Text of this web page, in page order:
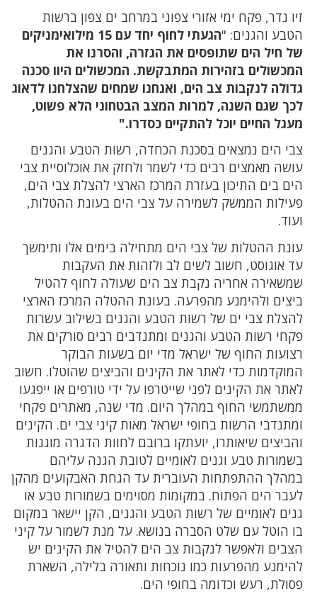
זיו נדר, פקח ימי אזורי צפוני במרחב ים צפון ברשות
הטבע והגנים: "
הגעתי לחוף יחד עם 15 מילואימניקים
של חיל הים שתופסים את הגזרה, והסרנו את
המכשולים בזהירות המתבקשת. המכשולים היוו סכנה
גדולה לנקבות צב הים, ואנחנו שמחים שהצלחנו לדאוג
לכך שגם השנה, למרות המצב הבטחוני הלא פשוט,
מעגל החיים יוכל להתקיים כסדרו."
צבי הים נמצאים בסכנת הכחדה, רשות הטבע והגנים
עושה מאמצים רבים כדי לשמר ולחזק את אוכלוסיית צבי
הים בים התיכון בעזרת המרכז הארצי להצלת צבי הים,
פעילות הממשק לשמירה על צבי הים בעונת ההטלות,
ועוד.
עונת ההטלות של צבי הים מתחילה בימים אלו ותימשך
עד אוגוסט, חשוב לשים לב ולזהות את העקבות
שמשאירה אחריה נקבת צב הים שעולה לחוף להטיל
ביצים ולהימנע מהפרעה. בעונת ההטלה המרכז הארצי
להצלת צבי ים של רשות הטבע והגנים בשילוב עשרות
פקחי רשות הטבע והגנים ומתנדבים רבים סורקים את
רצועות החוף של ישראל מדי יום בשעות הבוקר
המוקדמות כדי לאתר את הקינים והביצים שהוטלו. חשוב
לאתר את הקינים לפני שייטרפו על ידי טורפים או ייפגעו
ממשתמשי החוף במהלך היום. מדי שנה, מאתרים פקחי
ומתנדבי הרשות בחופי ישראל מאות קיני צבי ים. הקינים
והביצים שיאותרו, יועתקו ברובם לחוות הדגרה מוגנות
בשמורות טבע וגנים לאומיים לטובת הגנה עליהם
במהלך ההתפתחות העוברית עד הגחת האבקועים מהקן
לעבר הים הפתוח. במקומות מסוימים בשמורות טבע או
גנים לאומיים של רשות הטבע והגנים, הקן יישאר במקום
בו הוטל עם שלט הסברה בנושא. על מנת לשמור על קיני
הצבים ולאפשר לנקבות צב הים להטיל את הקינים יש
להימנע מהפרעות כמו נוכחות ותאורה בלילה, השארת
פסולת, רעש וכדומה בחופי הים.